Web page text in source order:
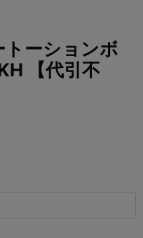
トーションボ
【代引不